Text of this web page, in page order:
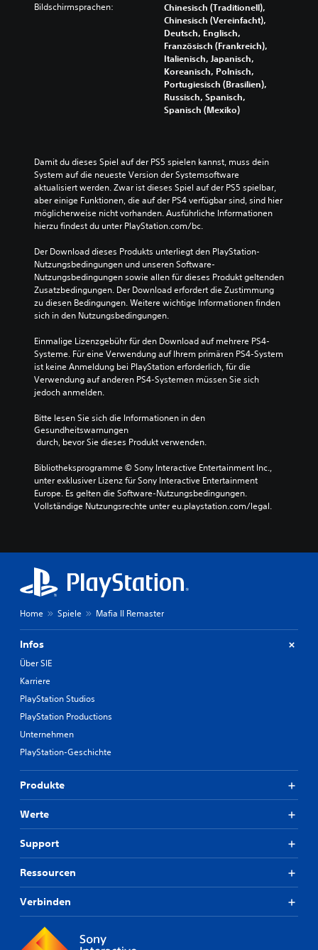
Bildschirmsprachen:
Chinesisch (Traditionell),
Chinesisch (Vereinfacht),
Deutsch, Englisch,
Französisch (Frankreich),
Italienisch, Japanisch,
Koreanisch, Polnisch,
Portugiesisch (Brasilien),
Russisch, Spanisch,
Spanisch (Mexiko)
Damit du dieses Spiel auf der PS5 spielen kannst, muss dein
System auf die neueste Version der Systemsoftware
aktualisiert werden. Zwar ist dieses Spiel auf der PS5 spielbar,
aber einige Funktionen, die auf der PS4 verfügbar sind, sind hier
möglicherweise nicht vorhanden. Ausführliche Informationen
hierzu findest du unter PlayStation.com/bc.
Der Download dieses Produkts unterliegt den PlayStation-
Nutzungsbedingungen und unseren Software-
Nutzungsbedingungen sowie allen für dieses Produkt geltenden
Zusatzbedingungen. Der Download erfordert die Zustimmung
zu diesen Bedingungen. Weitere wichtige Informationen finden
sich in den Nutzungsbedingungen.
Einmalige Lizenzgebühr für den Download auf mehrere PS4-
Systeme. Für eine Verwendung auf Ihrem primären PS4-System
ist keine Anmeldung bei PlayStation erforderlich, für die
Verwendung auf anderen PS4-Systemen müssen Sie sich
jedoch anmelden.
Bitte lesen Sie sich die Informationen in den
Gesundheitswarnungen
durch, bevor Sie dieses Produkt verwenden.
Bibliotheksprogramme © Sony Interactive Entertainment Inc.,
unter exklusiver Lizenz für Sony Interactive Entertainment
Europe. Es gelten die Software-Nutzungsbedingungen.
Vollständige Nutzungsrechte unter eu.playstation.com/legal.
Home Spiele Mafia II Remaster
Infos
Über SIE
Karriere
PlayStation Studios
PlayStation Productions
Unternehmen
PlayStation-Geschichte
Produkte
Werte
Support
Ressourcen
Verbinden